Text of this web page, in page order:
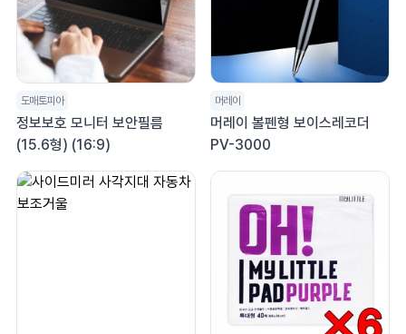
도매토피아
정보보호 모니터 보안필름
(15.6형) (16:9)
머레이
머레이 볼펜형 보이스레코더
PV-3000